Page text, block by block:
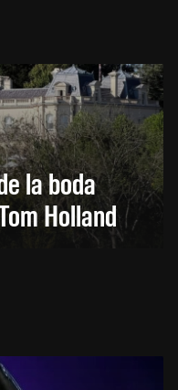
la boda
Holland